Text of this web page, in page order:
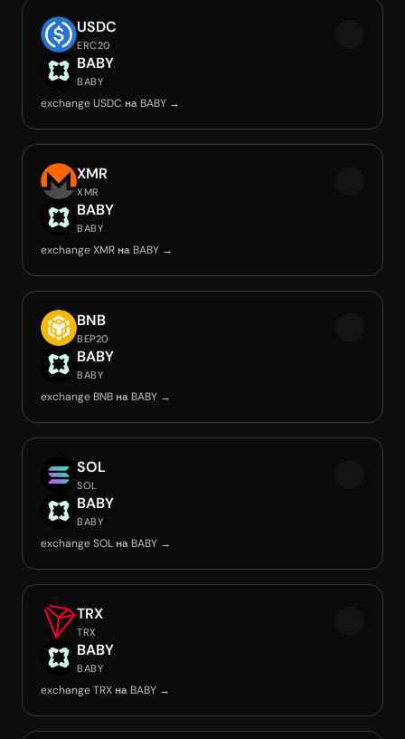
USDC
ERC20
BABY
BABY
exchange USDC на BABY →
XMR
XMR
BABY
BABY
exchange XMR на BABY →
BNB
BEP20
BABY
BABY
exchange BNB на BABY →
SOL
SOL
BABY
BABY
exchange SOL на BABY →
TRX
TRX
BABY
BABY
exchange TRX на BABY →